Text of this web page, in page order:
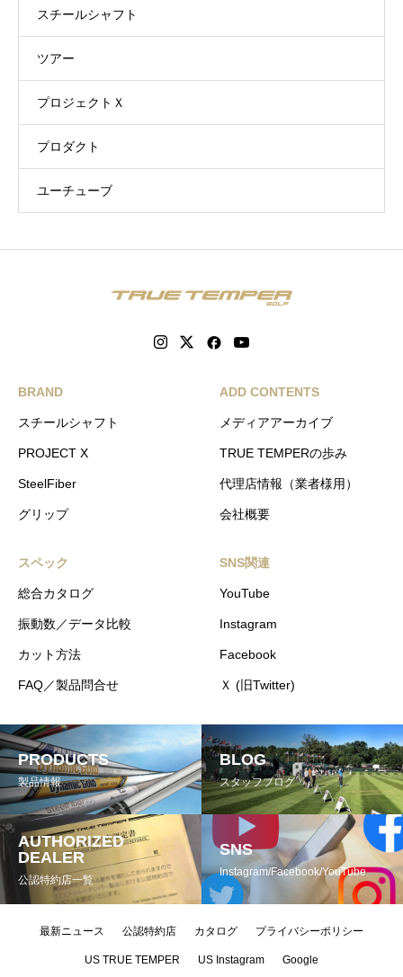
スチールシャフト
ツアー
プロジェクトＸ
プロダクト
ユーチューブ
BRAND
スチールシャフト
PROJECT X
SteelFiber
グリップ
ADD CONTENTS
メディアアーカイブ
TRUE TEMPERの歩み
代理店情報（業者様用）
会社概要
スペック
総合カタログ
振動数／データ比較
カット方法
FAQ／製品問合せ
SNS関連
YouTube
Instagram
Facebook
Ｘ (旧Twitter)
PRODUCTS
製品情報
BLOG
スタッフブログ
AUTHORIZED
DEALER
公認特約店一覧
SNS
Instagram/Facebook/YouTube
最新ニュース 公認特約店 カタログ プライバシーポリシー
US TRUE TEMPER US Instagram Google